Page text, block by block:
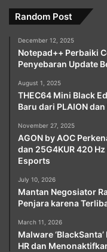
Random Post
December 12, 2025
Notepad++ Perbaiki
Penyebaran Update
August 1, 2025
THEC64 Mini Black
Baru dari PLAION
November 27, 2025
AGON by AOC
dan 25G4KUR 420
Esports
July 10, 2026
Mantan Negosiator
Penjara karena
March 11, 2026
Malware
HR dan